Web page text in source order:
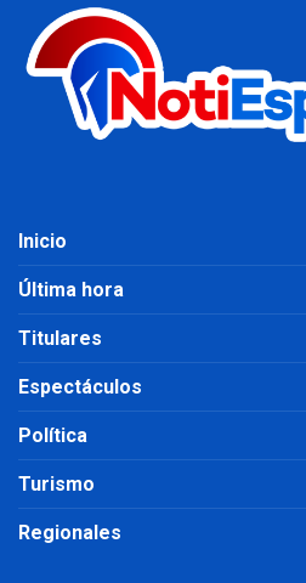
Inicio
Última hora
Titulares
Espectáculos
Política
Turismo
Regionales